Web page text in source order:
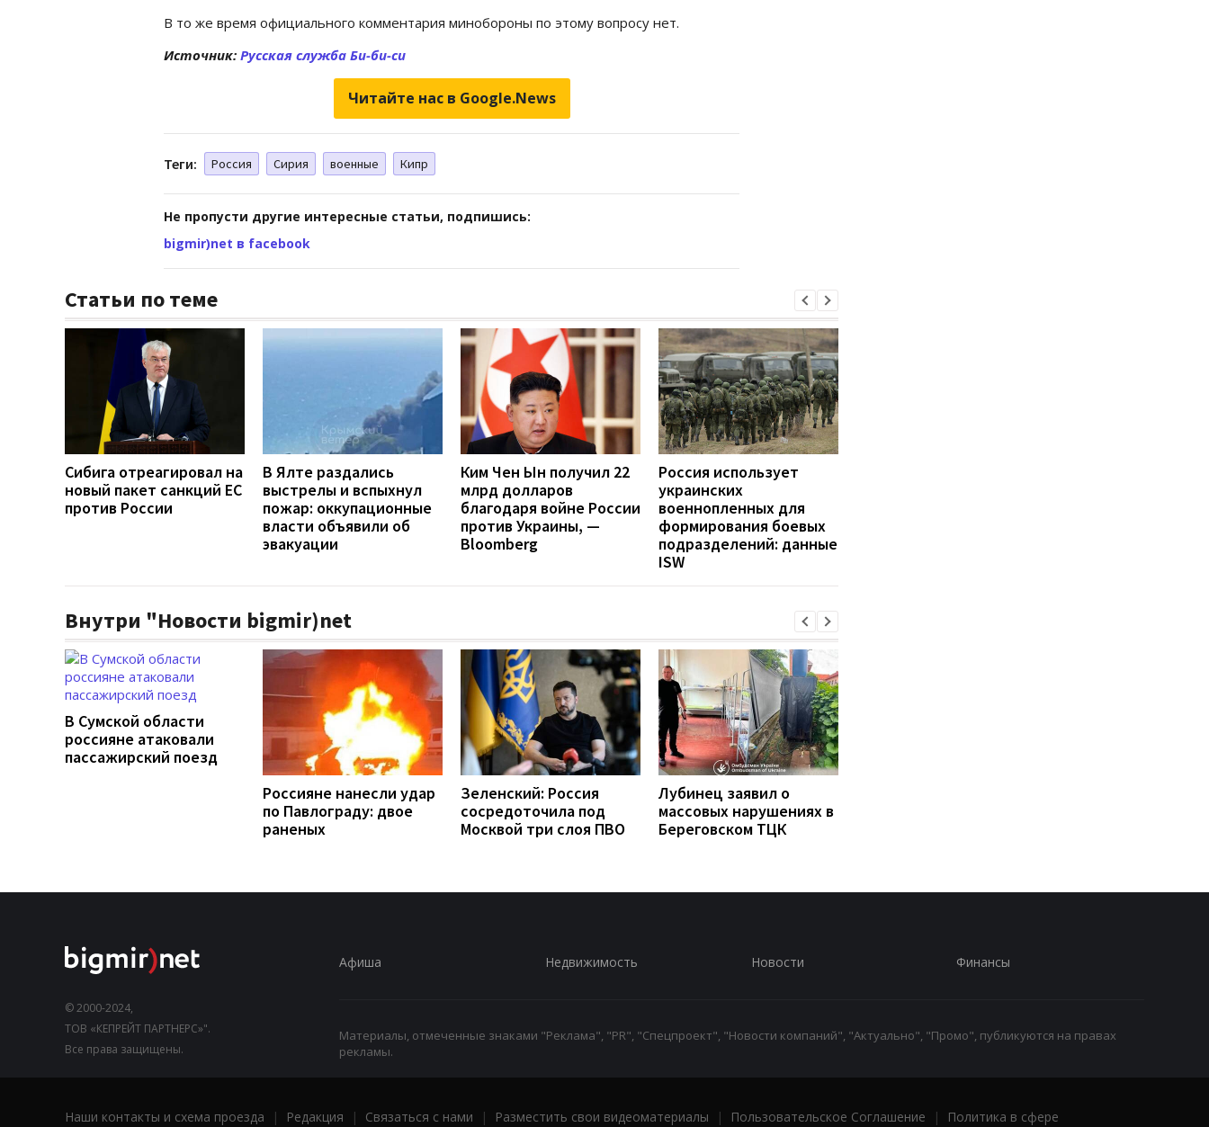
В то же время официального комментария минобороны по этому вопросу нет.
Источник: Русская служба Би-би-си
Читайте нас в Google.News
Теги: Россия Сирия военные Кипр
Не пропусти другие интересные статьи, подпишись:
bigmir)net в facebook
Статьи по теме
Сибига отреагировал на
новый пакет санкций ЕС
против России
В Ялте раздались
выстрелы и вспыхнул
пожар: оккупационные
власти объявили об
эвакуации
Ким Чен Ын получил 22
млрд долларов
благодаря войне России
против Украины, —
Bloomberg
Россия использует
украинских
военнопленных для
формирования боевых
подразделений: данные
ISW
Внутри "Новости bigmir)net
В Сумской области
россияне атаковали
пассажирский поезд
Россияне нанесли удар
по Павлограду: двое
раненых
Зеленский: Россия
сосредоточила под
Москвой три слоя ПВО
Лубинец заявил о
массовых нарушениях в
Береговском ТЦК
© 2000-2024,
ТОВ «КЕПРЕЙТ ПАРТНЕРС»".
Все права защищены.
Афиша Недвижимость Новости Финансы
Материалы, отмеченные знаками "Реклама", "PR", "Спецпроект", "Новости компаний", "Актуально", "Промо", публикуются на правах
рекламы.
Наши контакты и схема проезда | Редакция | Связаться с нами | Разместить свои видеоматериалы | Пользовательское Соглашение |
Политика в сфере